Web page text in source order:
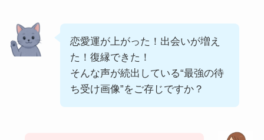
恋愛運が上がった！出会いが増え
た！復縁できた！
そんな声が続出している“最強の待
ち受け画像”をご存じですか？